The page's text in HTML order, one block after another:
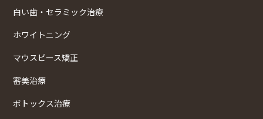
白い歯・セラミック治療
ホワイトニング
マウスピース矯正
審美治療
ボトックス治療